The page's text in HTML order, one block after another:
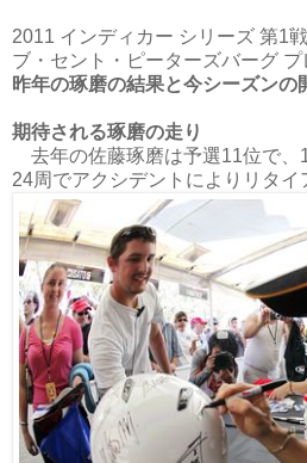
2011 インディカー シリーズ 第1
ブ・セント・ピーターズバーグ プ
昨年の琢磨の結果と今シーズンの
期待される琢磨の走り
去年の佐藤琢磨は予選11位で、
24周でアクシデントによりリタイ